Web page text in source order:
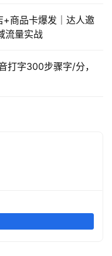
商品卡爆发｜达人邀
流量实战
打字300步骤字/分，